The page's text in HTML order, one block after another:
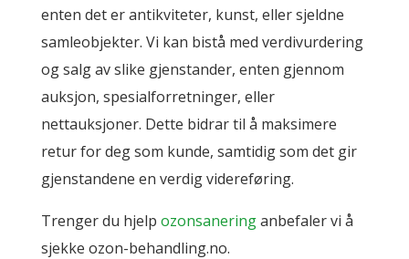
enten det er antikviteter, kunst, eller sjeldne
samleobjekter. Vi kan bistå med verdivurdering
og salg av slike gjenstander, enten gjennom
auksjon, spesialforretninger, eller
nettauksjoner. Dette bidrar til å maksimere
retur for deg som kunde, samtidig som det gir
gjenstandene en verdig videreføring.
Trenger du hjelp ozonsaneringanbefaler vi å
sjekke ozon-behandling.no.